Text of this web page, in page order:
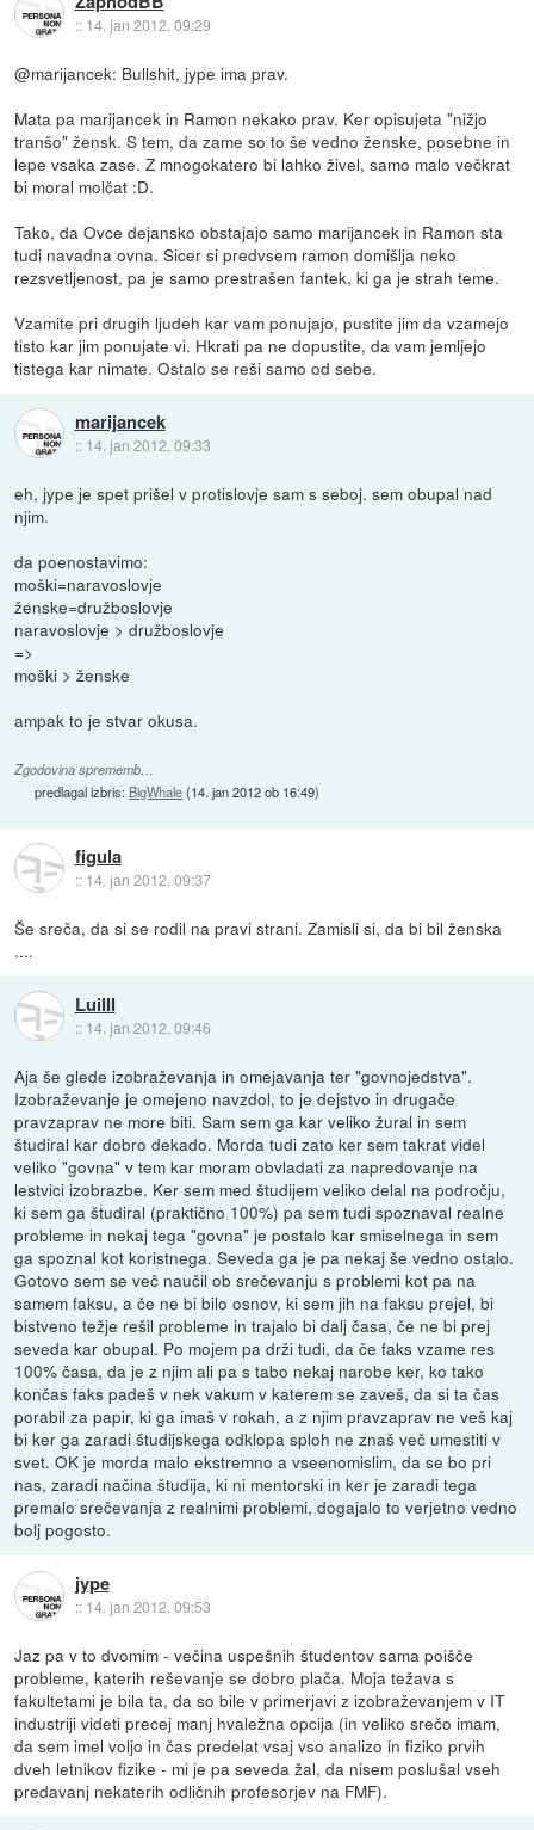
:: 14. jan 2012, 09:29
@marijancek: Bullshit, jype ima prav.
Mata pa marijancek in Ramon nekako prav. Ker opisujeta "nižjo
tranšo" žensk. S tem, da zame so to še vedno ženske, posebne in
lepe vsaka zase. Z mnogokatero bi lahko živel, samo malo večkrat
bi moral molčat :D.
Tako, da Ovce dejansko obstajajo samo marijancek in Ramon sta
tudi navadna ovna. Sicer si predvsem ramon domišlja neko
rezsvetljenost, pa je samo prestrašen fantek, ki ga je strah teme.
Vzamite pri drugih ljudeh kar vam ponujajo, pustite jim da vzamejo
tisto kar jim ponujate vi. Hkrati pa ne dopustite, da vam jemljejo
tistega kar nimate. Ostalo se reši samo od sebe.
marijancek
:: 14. jan 2012, 09:33
eh, jype je spet prišel v protislovje sam s seboj. sem obupal nad
njim.
da poenostavimo:
moški=naravoslovje
ženske=družboslovje
naravoslovje > družboslovje
=>
moški > ženske
ampak to je stvar okusa.
Zgodovina sprememb…
predlagal izbris: BigWhale(14. jan 2012 ob 16:49)
figula
:: 14. jan 2012, 09:37
Še sreča, da si se rodil na pravi strani. Zamisli si, da bi bil ženska
....
LuiIII
:: 14. jan 2012, 09:46
Aja še glede izobraževanja in omejavanja ter "govnojedstva".
Izobraževanje je omejeno navzdol, to je dejstvo in drugače
pravzaprav ne more biti. Sam sem ga kar veliko žural in sem
študiral kar dobro dekado. Morda tudi zato ker sem takrat videl
veliko "govna" v tem kar moram obvladati za napredovanje na
lestvici izobrazbe. Ker sem med študijem veliko delal na področju,
ki sem ga študiral (praktično 100%) pa sem tudi spoznaval realne
probleme in nekaj tega "govna" je postalo kar smiselnega in sem
ga spoznal kot koristnega. Seveda ga je pa nekaj še vedno ostalo.
Gotovo sem se več naučil ob srečevanju s problemi kot pa na
samem faksu, a če ne bi bilo osnov, ki sem jih na faksu prejel, bi
bistveno težje rešil probleme in trajalo bi dalj časa, če ne bi prej
seveda kar obupal. Po mojem pa drži tudi, da če faks vzame res
100% časa, da je z njim ali pa s tabo nekaj narobe ker, ko tako
končas faks padeš v nek vakum v katerem se zaveš, da si ta čas
porabil za papir, ki ga imaš v rokah, a z njim pravzaprav ne veš kaj
bi ker ga zaradi študijskega odklopa sploh ne znaš več umestiti v
svet. OK je morda malo ekstremno a vseenomislim, da se bo pri
nas, zaradi načina študija, ki ni mentorski in ker je zaradi tega
premalo srečevanja z realnimi problemi, dogajalo to verjetno vedno
bolj pogosto.
jype
:: 14. jan 2012, 09:53
Jaz pa v to dvomim - večina uspešnih študentov sama poišče
probleme, katerih reševanje se dobro plača. Moja težava s
fakultetami je bila ta, da so bile v primerjavi z izobraževanjem v IT
industriji videti precej manj hvaležna opcija (in veliko srečo imam,
da sem imel voljo in čas predelat vsaj vso analizo in fiziko prvih
dveh letnikov fizike - mi je pa seveda žal, da nisem poslušal vseh
predavanj nekaterih odličnih profesorjev na FMF).